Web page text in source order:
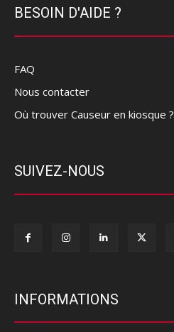
BESOIN D'AIDE ?
FAQ
Nous contacter
Où trouver Causeur en kiosque ?
SUIVEZ-NOUS
INFORMATIONS